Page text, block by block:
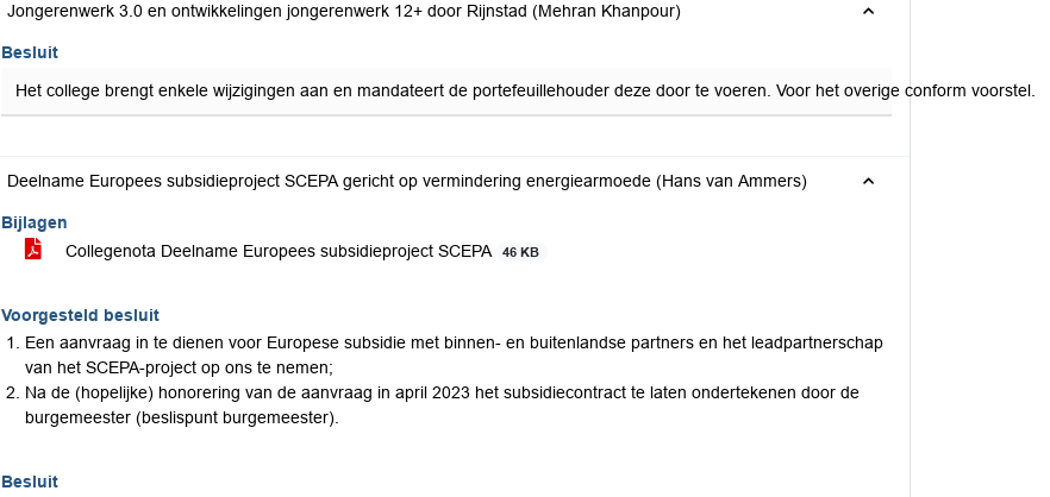
Jongerenwerk 3.0 en ontwikkelingen jongerenwerk 12+ door Rijnstad (Mehran Khanpour)
Besluit
Het college brengt enkele wijzigingen aan en mandateert de portefeuillehouder deze door te voeren. Voor het overige conform voorstel.
Deelname Europees subsidieproject SCEPA gericht op vermindering energiearmoede (Hans van Ammers)
Bijlagen
Collegenota Deelname Europees subsidieproject SCEPA
46 KB
Voorgesteld besluit
Een aanvraag in te dienen voor Europese subsidie met binnen- en buitenlandse partners en het leadpartnerschap
van het SCEPA-project op ons te nemen;
Na de (hopelijke) honorering van de aanvraag in april 2023 het subsidiecontract te laten ondertekenen door de
burgemeester (beslispunt burgemeester).
Besluit